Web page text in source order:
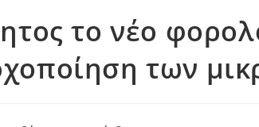
το νέο
των